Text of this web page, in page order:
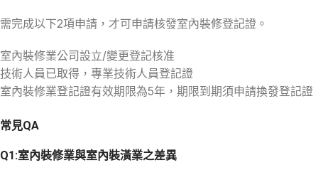
需完成以下2項申請，才可申請核發室內裝修登記證。
室內裝修業公司設立/變更登記核准
技術人員已取得，專業技術人員登記證
室內裝修業登記證有效期限為5年，期限到期須申請換發登記證
常見QA
Q1:室內裝修業與室內裝潢業之差異